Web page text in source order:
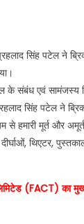
सिंह पटेल ने
संबंध एवं सामंजस्य
सिंह पटेल ने
से हमारी मूर्त और
थिएटर,
(FACT) का